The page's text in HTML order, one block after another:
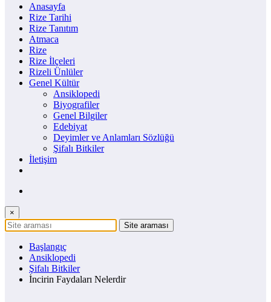
Anasayfa
Rize Tarihi
Rize Tanıtım
Atmaca
Rize
Rize İlçeleri
Rizeli Ünlüler
Genel Kültür
Ansiklopedi
Biyografiler
Genel Bilgiler
Edebiyat
Deyimler ve Anlamları Sözlüğü
Şifalı Bitkiler
İletişim
×
Başlangıç
Ansiklopedi
Şifalı Bitkiler
İncirin Faydaları Nelerdir